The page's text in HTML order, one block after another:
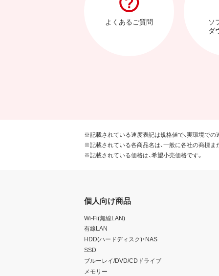
よくあるご質問
ソ
ダ
※記載されている速度表記は規格値で、実環境での
※記載されている各商品名は、一般に各社の商標ま
※記載されている価格は、希望小売価格です。
個人向け商品
Wi-Fi(無線LAN)
有線LAN
HDD(ハードディスク)・NAS
SSD
ブルーレイ/DVD/CDドライブ
メモリー